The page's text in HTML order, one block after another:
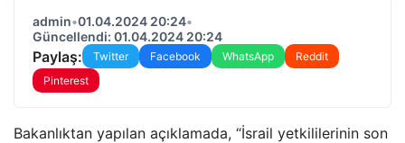
admin•01.04.2024 20:24•
Güncellendi: 01.04.2024 20:24
Paylaş: Twitter Facebook WhatsApp
Reddit
Pinterest
Bakanlıktan yapılan açıklamada, “İsrail yetkililerinin son